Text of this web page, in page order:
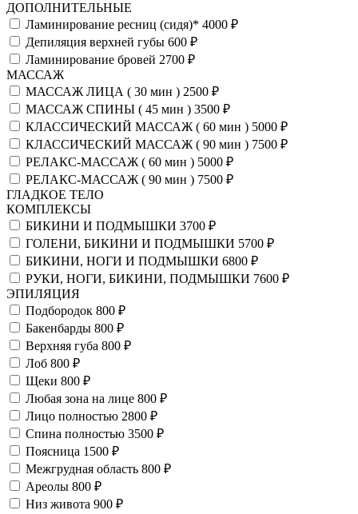
ДОПОЛНИТЕЛЬНЫЕ
Ламинирование ресниц (сидя)* 4000 ₽
Депиляция верхней губы 600 ₽
Ламинирование бровей 2700 ₽
МАССАЖ
МАССАЖ ЛИЦА ( 30 мин ) 2500 ₽
МАССАЖ СПИНЫ ( 45 мин ) 3500 ₽
КЛАССИЧЕСКИЙ МАССАЖ ( 60 мин ) 5000 ₽
КЛАССИЧЕСКИЙ МАССАЖ ( 90 мин ) 7500 ₽
РЕЛАКС-МАССАЖ ( 60 мин ) 5000 ₽
РЕЛАКС-МАССАЖ ( 90 мин ) 7500 ₽
ГЛАДКОЕ ТЕЛО
КОМПЛЕКСЫ
БИКИНИ И ПОДМЫШКИ 3700 ₽
ГОЛЕНИ, БИКИНИ И ПОДМЫШКИ 5700 ₽
БИКИНИ, НОГИ И ПОДМЫШКИ 6800 ₽
РУКИ, НОГИ, БИКИНИ, ПОДМЫШКИ 7600 ₽
ЭПИЛЯЦИЯ
Подбородок 800 ₽
Бакенбарды 800 ₽
Верхняя губа 800 ₽
Лоб 800 ₽
Щеки 800 ₽
Любая зона на лице 800 ₽
Лицо полностью 2800 ₽
Спина полностью 3500 ₽
Поясница 1500 ₽
Межгрудная область 800 ₽
Ареолы 800 ₽
Низ живота 900 ₽